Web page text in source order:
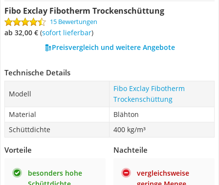
Fibo Exclay Fibotherm Trockenschüttung
15 Bewertungen
ab 32,00 € ( Sofort lieferbar)
Preisvergleich und weitere Angebote
Technische Details
Modell
Fibo Exclay Fibotherm
Trockenschüttung
Material
Blähton
Schüttdichte
400 kg/m³
Vorteile
besonders hohe
Nachteile
vergleichsweise